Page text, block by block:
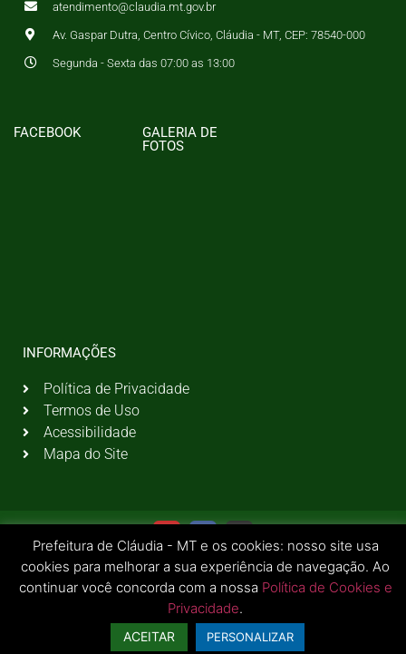
atendimento@claudia.mt.gov.br
Av. Gaspar Dutra, Centro Cívico, Cláudia - MT, CEP: 78540-000
Segunda - Sexta das 07:00 as 13:00
FACEBOOK
GALERIA DE
FOTOS
INFORMAÇÕES
Política de Privacidade
Termos de Uso
Acessibilidade
Mapa do Site
© 2026 Todos os Direitos Reservados | Prefeitura Municipal de Cláudia - MT
Prefeitura de Cláudia - MT e os cookies: nosso site usa
cookies para melhorar a sua experiência de navegação. Ao
continuar você concorda com a nossa Política de Cookies e
Privacidade.
ACEITAR PERSONALIZAR